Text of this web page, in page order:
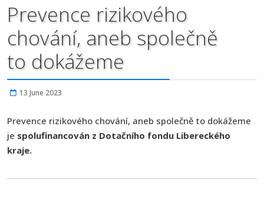
Prevence rizikového
chování, aneb společně
to dokážeme
13 June 2023
Prevence rizikového chování, aneb společně to dokážeme
je spolufinancován z Dotačního fondu Libereckého
kraje.